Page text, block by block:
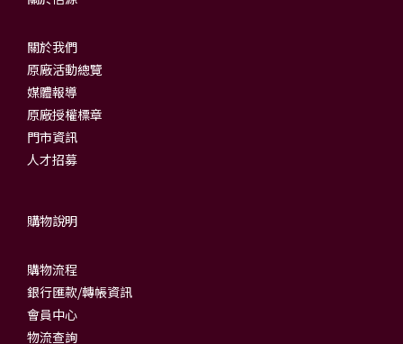
關於我們
原廠活動總覽
媒體報導
原廠授權標章
門市資訊
人才招募
購物說明
購物流程
銀行匯款/轉帳資訊
會員中心
物流查詢